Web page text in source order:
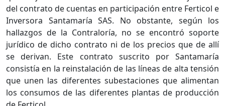
del contrato de cuentas en participación entre Ferticol e
Inversora Santamaría SAS. No obstante, según los
hallazgos de la Contraloría, no se encontró soporte
jurídico de dicho contrato ni de los precios que de allí
se derivan. Este contrato suscrito por Santamaría
consistía en la reinstalación de las líneas de alta tensión
que unen las diferentes subestaciones que alimentan
los consumos de las diferentes plantas de producción